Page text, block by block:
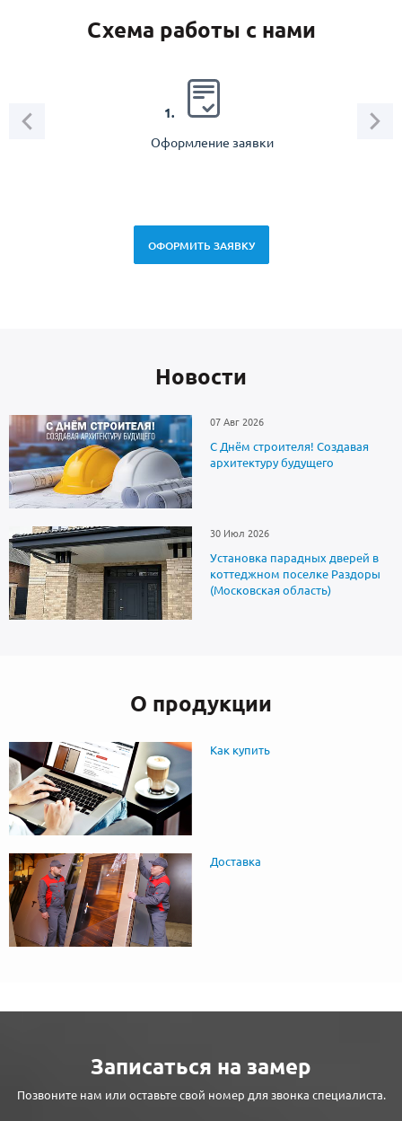
Схема работы с нами
1.
Оформление заявки
ОФОРМИТЬ ЗАЯВКУ
Новоcти
07 Авг 2026
С Днём строителя! Создавая
архитектуру будущего
30 Июл 2026
Установка парадных дверей в
коттеджном поселке Раздоры
(Московская область)
О продукции
Как купить
Доставка
Записаться на замер
Позвоните нам или оставьте свой номер для звонка специалиста.